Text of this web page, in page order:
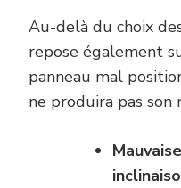
Au-delà du choix
repose également
panneau mal
ne produira pas son